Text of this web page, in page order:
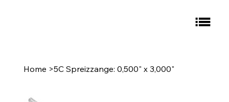
Home >5C Spreizzange: 0,500" x 3,000"